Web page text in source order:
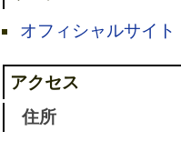
オフィシャルサイト
アクセス
住所